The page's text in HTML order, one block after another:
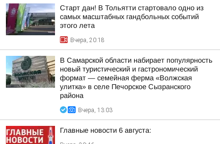
Старт дан! В Тольятти стартовало одно из
самых масштабных гандбольных событий
этого лета
Вчера, 20:18
В Самарской области набирает популярность
новый туристический и гастрономический
формат — семейная ферма «Волжская
улитка» в селе Печорское Сызранского
района
Вчера, 13:03
Главные новости 6 августа: